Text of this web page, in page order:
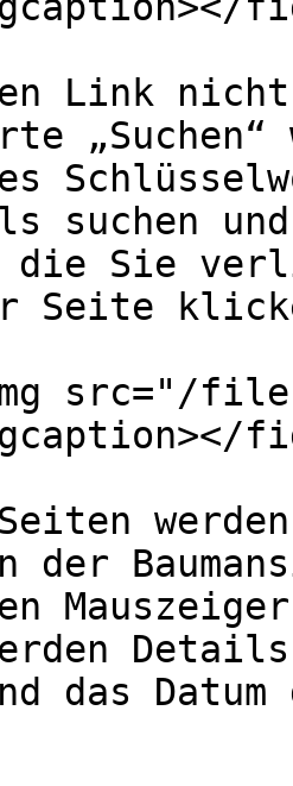
Link
suchen
die Sie
Seite
src="/
der
das